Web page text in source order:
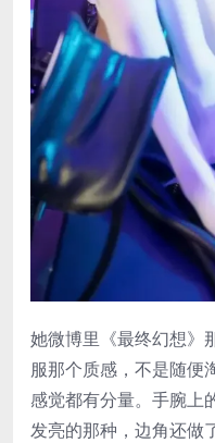
她微博里《最终幻想》
服那个质感，不是随便
感觉都有分量。手腕上
发亮的那种，边角还做